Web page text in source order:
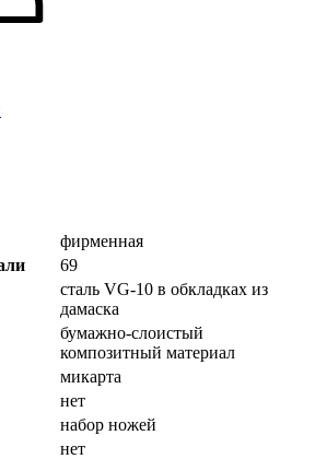
фирменная
69
сталь VG-10 в обкладках из
дамаска
бумажно-слоистый
композитный материал
микарта
нет
набор ножей
нет